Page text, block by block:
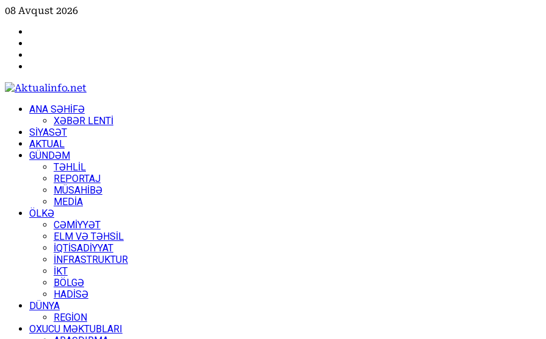
Skip
content
08 Avqust 2026
PrimaryANA SƏHİFƏ
XƏBƏR LENTİ
SİYASƏT
AKTUAL
GÜNDƏM
TƏHLİL
REPORTAJ
MÜSAHİBƏ
MEDİA
ÖLKƏ
CƏMİYYƏT
ELM VƏ TƏHSİL
İQTİSADİYYAT
İNFRASTRUKTUR
İKT
BÖLGƏ
HADİSƏ
DÜNYA
REGİON
OXUCU MƏKTUBLARI